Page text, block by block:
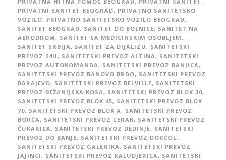
PRIVATNI SANITET BEOGRAD, PRIVATNO SANITETSKO
VOZILO, PRIVATNO SANITETSKO VOZILO BEOGRAD,
SANITET BEOGRAD, SANITET DO BOLNICE, SANITET NA
AERODROM , SANITET SA MEDICINSKIM OSOBLJEM ,
SANITET SRBIJA , SANITET ZA DIJALIZU , SANITETSKI
PREVOZ 24H , SANITETSKI PREVOZ ALTINA , SANITETSKI
PREVOZ AUTOKOMANDA , SANITETSKI PREVOZ BANJICA ,
SANITETSKI PREVOZ BANOVO BRDO, SANITETSKI PREVOZ
BARAJEVO, SANITETSKI PREVOZ BELVILLE, SANITETSKI
PREVOZ BEŽANIJSKA KOSA , SANITETSKI PREVOZ BLOK 30,
SANITETSKI PREVOZ BLOK 45, SANITETSKI PREVOZ BLOK
70, SANITETSKI PREVOZ BLOK A , SANITETSKI PREVOZ
BORČA , SANITETSKI PREVOZ CERAK, SANITETSKI PREVOZ
ČUKARICA , SANITETSKI PREVOZ DEDINJE, SANITETSKI
PREVOZ DO BANJE, SANITETSKI PREVOZ DORĆOL,
SANITETSKI PREVOZ GALENIKA , SANITETSKI PREVOZ
JAJINCI , SANITETSKI PREVOZ KALUDJERICA , SANITETSKI